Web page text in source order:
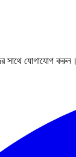
সাথে যোগাযোগ করুন।